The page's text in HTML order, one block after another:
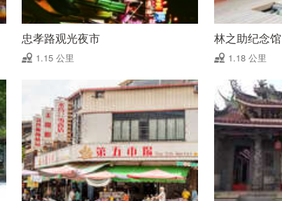
忠孝路观光夜市
1.15 公里
林之助纪念馆
1.18 公里